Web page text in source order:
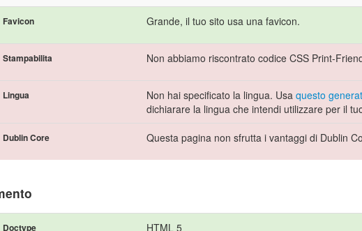
Favicon Grande, il tuo sito usa una favicon.
Stampabilita Non abbiamo riscontrato codice CSS Print-
Lingua Non hai specificato la lingua. Usa questo
dichiarare la lingua che intendi utilizzare per il
Dublin Core Questa pagina non sfrutta i vantaggi di Dublin
Doctype HTML 5